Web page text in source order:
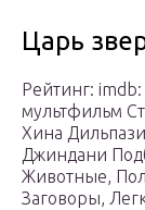
Царь
Рейтинг:
мультфильм
Хина
Джиндани
Животные,
Заговоры,